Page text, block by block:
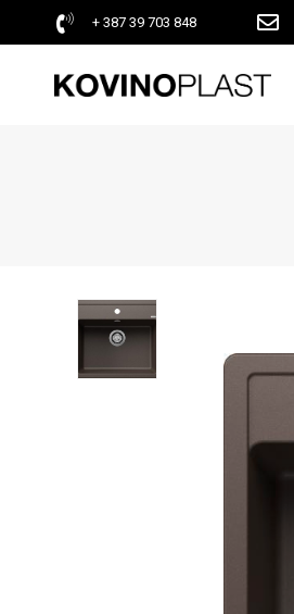
+ 387 39 703 848